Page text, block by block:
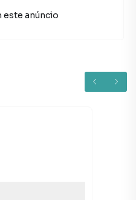
este anúncio